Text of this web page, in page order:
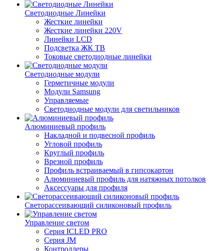
Светодиодные Линейки
Жесткие линейки
Жесткие линейки 220V
Линейки LCD
Подсветка ЖК ТВ
Токовые светодиодные линейки
Светодиодные модули
Герметичные модули
Модули Samsung
Управляемые
Светодиодные модули для светильников
Алюминиевый профиль
Накладной и подвесной профиль
Угловой профиль
Круглый профиль
Врезной профиль
Профиль встраиваемый в гипсокартон
Алюминиевый профиль для натяжных потолков
Аксессуары для профиля
Светорассеивающий силиконовый профиль
Управление светом
Серия ICLED PRO
Серия JM
Контроллеры